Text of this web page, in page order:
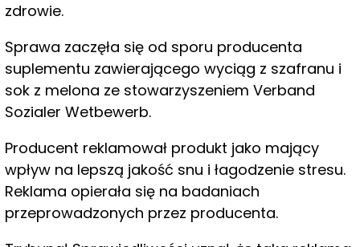
zdrowie.
Sprawa zaczęła się od sporu producenta
suplementu zawierającego wyciąg z szafranu i
sok z melona ze stowarzyszeniem Verband
Sozialer Wetbewerb.
Producent reklamował produkt jako mający
wpływ na lepszą jakość snu i łagodzenie stresu.
Reklama opierała się na badaniach
przeprowadzonych przez producenta.